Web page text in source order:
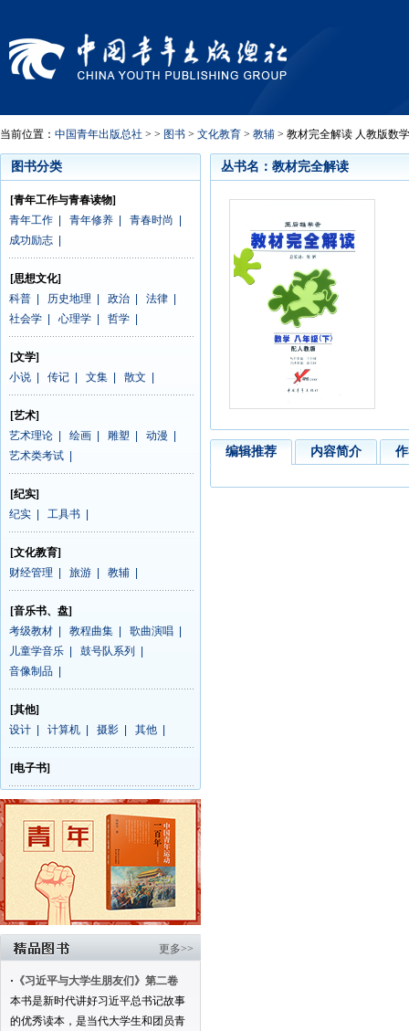
当前位置： 中国青年出版总社 > > 图书 > 文化教育 > 教辅 > 教材完全解读 人教版数
图书分类
[青年工作与青春读物]
青年工作
青年修养 青春时尚
成功励志
[思想文化]
科普
历史地理 政治 法律
社会学
心理学 哲学
[文学]
小说
传记 文集 散文
[艺术]
艺术理论
绘画 雕塑 动漫
艺术类考试
[纪实]
纪实
工具书
[文化教育]
财经管理
旅游 教辅
[音乐书、盘]
考级教材
教程曲集 歌曲演唱
儿童学音乐
鼓号队系列
音像制品
[其他]
设计
计算机 摄影 其他
[电子书]
更多>>
· 《习近平与大学生朋友们》第二卷
本书是新时代讲好习近平总书记故事
的优秀读本，是当代大学生和团员青
丛书名：教材完全解读
编辑推荐 内容简介